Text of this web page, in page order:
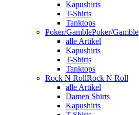
Kapushirts
T-Shirts
Tanktops
Poker/GamblePoker/Gamble
alle Artikel
Kapushirts
T-Shirts
Tanktops
Rock N RollRock N Roll
alle Artikel
Damen Shirts
Kapushirts